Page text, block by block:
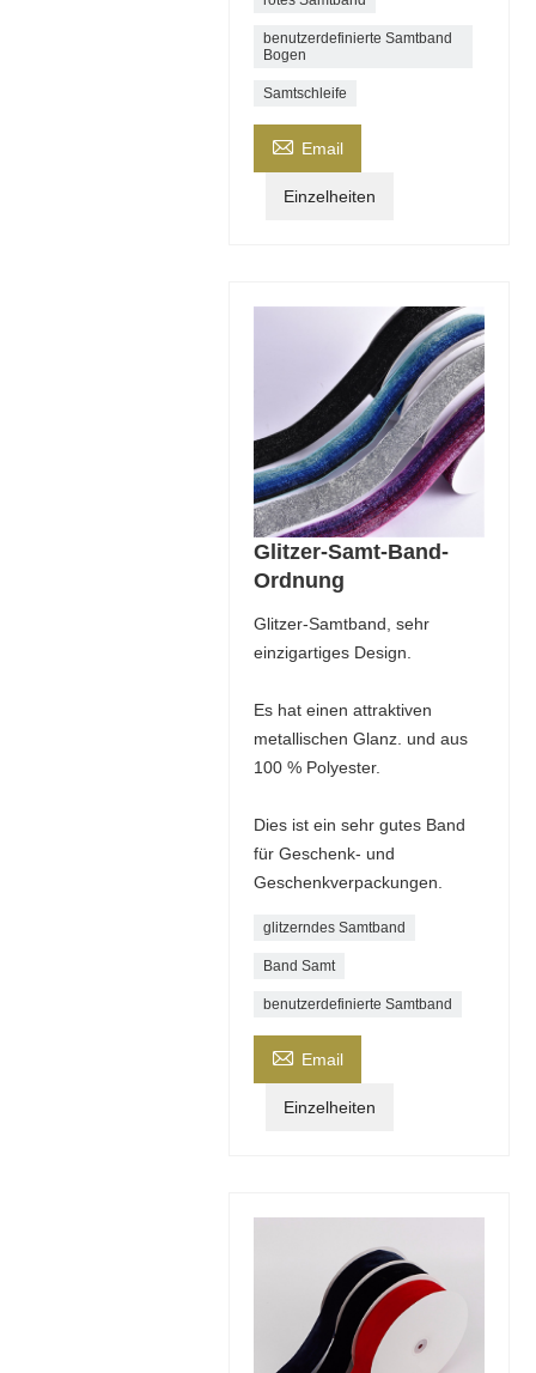
benutzerdefinierte Samtband
Bogen
Samtschleife
 Email
Einzelheiten
Glitzer-Samt-Band-
Ordnung
Glitzer-Samtband, sehr
einzigartiges Design.
Es hat einen attraktiven
metallischen Glanz. und aus
100 % Polyester.
Dies ist ein sehr gutes Band
für Geschenk- und
Geschenkverpackungen.
glitzerndes Samtband
Band Samt
benutzerdefinierte Samtband
 Email
Einzelheiten